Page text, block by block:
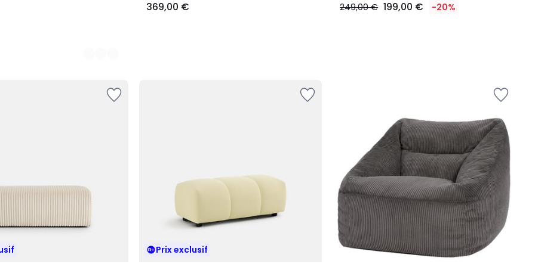
369,00 € 249,00 € 199,00 € -20%
Prix exclusif